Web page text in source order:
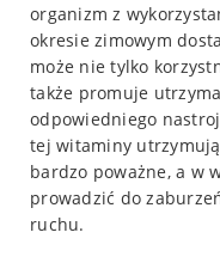
organizm z
okresie zimowym
może nie tylko
także promuje
odpowiedniego
tej witaminy
bardzo poważne, a w
prowadzić do
ruchu.